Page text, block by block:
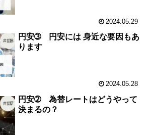
2024.05.29
円安➂ 円安には 身近な要因もあ
ります
2024.05.28
円安➁ 為替レートはどうやって
決まるの？